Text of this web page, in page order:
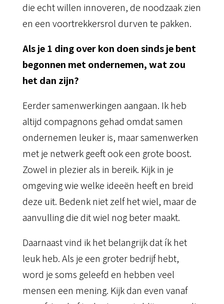
die echt willen innoveren, de noodzaak zien
en een voortrekkersrol durven te pakken.
Als je 1 ding over kon doen sinds je bent
begonnen met ondernemen, wat zou
het dan zijn?
Eerder samenwerkingen aangaan. Ik heb
altijd compagnons gehad omdat samen
ondernemen leuker is, maar samenwerken
met je netwerk geeft ook een grote boost.
Zowel in plezier als in bereik. Kijk in je
omgeving wie welke ideeën heeft en breid
deze uit. Bedenk niet zelf het wiel, maar de
aanvulling die dit wiel nog beter maakt.
Daarnaast vind ik het belangrijk dat ík het
leuk heb. Als je een groter bedrijf hebt,
word je soms geleefd en hebben veel
mensen een mening. Kijk dan even vanaf